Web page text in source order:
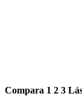
Compara 1 2 3